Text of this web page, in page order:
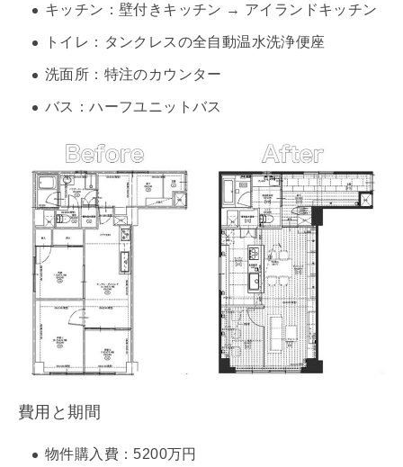
キッチン：壁付きキッチン → アイランドキッチン
トイレ：タンクレスの全自動温水洗浄便座
洗面所：特注のカウンター
バス：ハーフユニットバス
費用と期間
物件購入費：5200万円